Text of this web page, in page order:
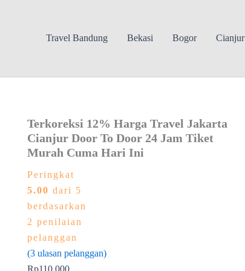
Travel Bandung Bekasi Bogor Cianjur
Terkoreksi 12% Harga Travel Jakarta
Cianjur Door To Door 24 Jam Tiket
Murah Cuma Hari Ini
Peringkat
5.00 dari 5
berdasarkan
2 penilaian
pelanggan
(3ulasan pelanggan)
Rp110.000